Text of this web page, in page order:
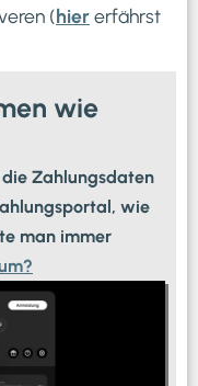
(hiererfährst
wie
Zahlungsdaten
wie
man immer